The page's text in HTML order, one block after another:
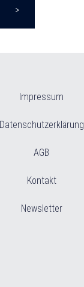
>
Impressum
Datenschutzerklärung
AGB
Kontakt
Newsletter